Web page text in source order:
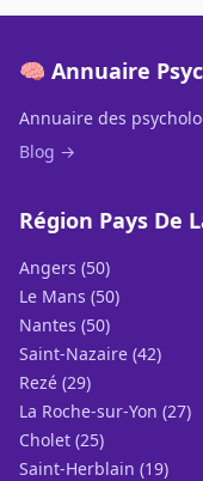
🧠 Annuaire
Annuaire des
Blog →
Région Pays De
Angers (50)
Le Mans (50)
Nantes (50)
Saint-Nazaire (42)
Rezé (29)
La Roche-sur-Yon (27)
Cholet (25)
Saint-Herblain (19)